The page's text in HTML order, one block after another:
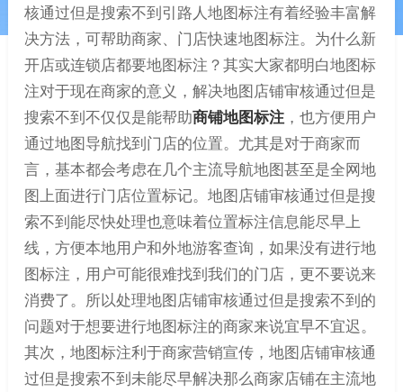
核通过但是搜索不到引路人地图标注有着经验丰富解
决方法，可帮助商家、门店快速地图标注。为什么新
开店或连锁店都要地图标注？其实大家都明白地图标
注对于现在商家的意义，解决地图店铺审核通过但是
搜索不到不仅仅是能帮助商铺地图标注，也方便用户
通过地图导航找到门店的位置。尤其是对于商家而
言，基本都会考虑在几个主流导航地图甚至是全网地
图上面进行门店位置标记。地图店铺审核通过但是搜
索不到能尽快处理也意味着位置标注信息能尽早上
线，方便本地用户和外地游客查询，如果没有进行地
图标注，用户可能很难找到我们的门店，更不要说来
消费了。所以处理地图店铺审核通过但是搜索不到的
问题对于想要进行地图标注的商家来说宜早不宜迟。
其次，地图标注利于商家营销宣传，地图店铺审核通
过但是搜索不到未能尽早解决那么商家店铺在主流地